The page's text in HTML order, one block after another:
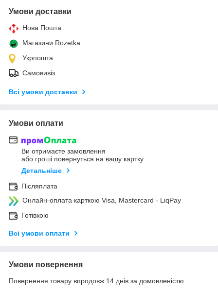
Умови доставки
Нова Пошта
Магазини Rozetka
Укрпошта
Самовивіз
Всі умови доставки
Умови оплати
Ви отримаєте замовлення
або гроші повернуться на вашу картку
Детальніше
Післяплата
Онлайн-оплата карткою Visa, Mastercard - LiqPay
Готівкою
Всі умови оплати
Умови повернення
Повернення товару впродовж 14 днів за домовленістю